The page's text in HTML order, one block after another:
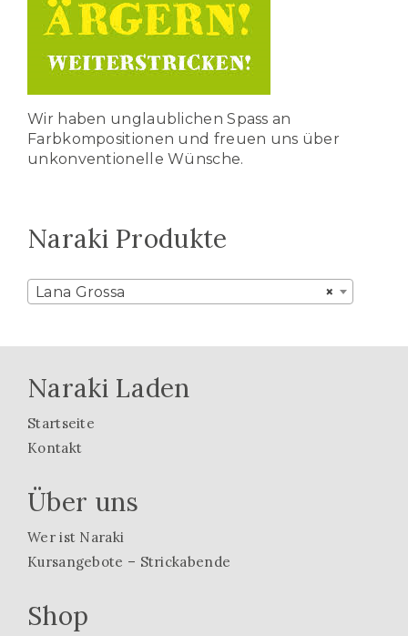
Wir haben unglaublichen Spass an
Farbkompositionen und freuen uns über
unkonventionelle Wünsche.
Naraki Produkte
×
Lana Grossa
Naraki Laden
Startseite
Kontakt
Über uns
Wer ist Naraki
Kursangebote – Strickabende
Shop